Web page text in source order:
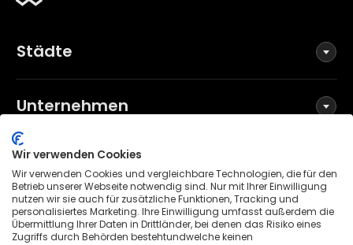
Städte
Unternehmen
Social Media
Allgemeine Geschäftsbedingungen
Wir verwenden Cookies
Wir verwenden Cookies und vergleichbare Technologien, die für den
Betrieb unserer Webseite notwendig sind. Nur mit Ihrer Einwilligung
nutzen wir sie auch für zusätzliche Funktionen, Tracking und
personalisiertes Marketing. Ihre Einwilligung umfasst außerdem die
Übermittlung Ihrer Daten in Drittländer, bei denen das Risiko eines
Zugriffs durch Behörden bestehtundwelche keinen